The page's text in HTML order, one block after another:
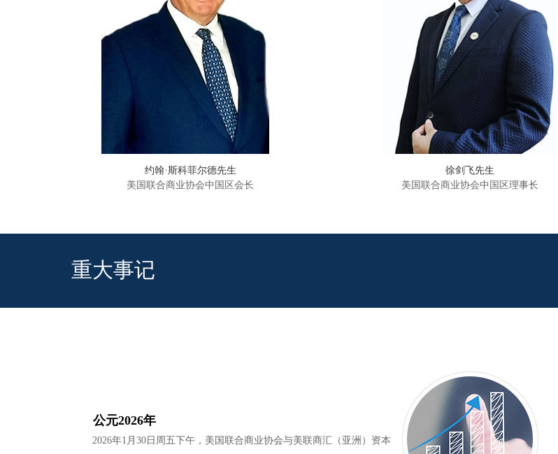
约翰·斯科菲尔德先生
美国联合商业协会中国区会长
徐剑飞先生
美国联合商业协会中国区理事长
重大事记
公元2026年
2026年1月30日周五下午，美国联合商业协会与美联商汇（亚洲）资本